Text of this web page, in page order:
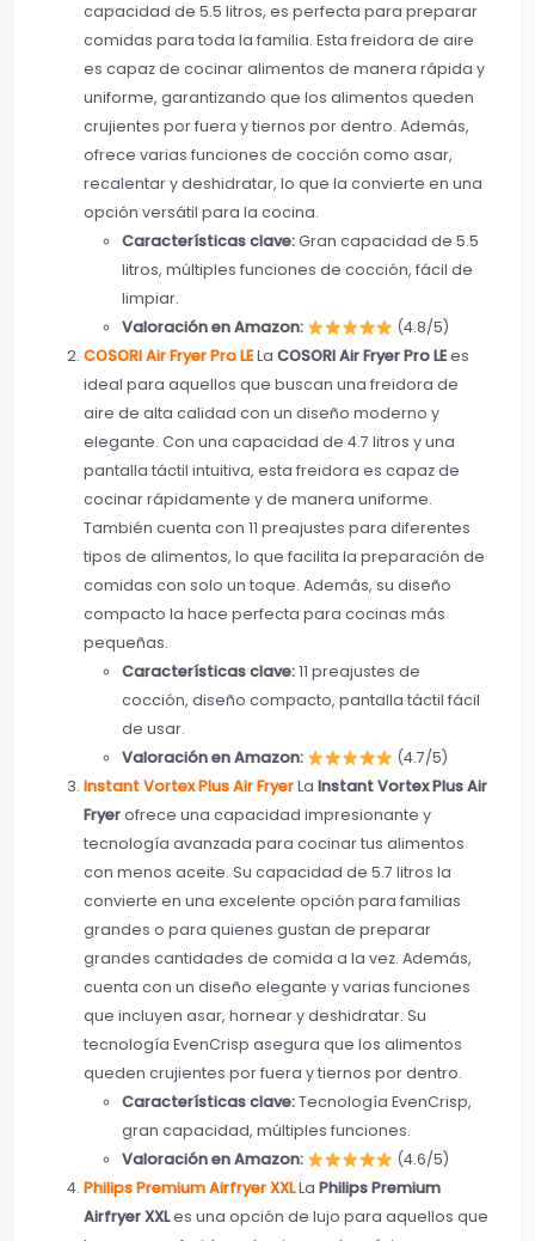
capacidad de 5.5 litros, es perfecta para preparar
comidas para toda la familia. Esta freidora de aire
es capaz de cocinar alimentos de manera rápida y
uniforme, garantizando que los alimentos queden
crujientes por fuera y tiernos por dentro. Además,
ofrece varias funciones de cocción como asar,
recalentar y deshidratar, lo que la convierte en una
opción versátil para la cocina.
Características clave:Gran capacidad de 5.5
litros, múltiples funciones de cocción, fácil de
limpiar.
Valoración en Amazon:
(4.8/5)
COSORI Air Fryer Pro LELa COSORI Air Fryer Pro LEes
ideal para aquellos que buscan una freidora de
aire de alta calidad con un diseño moderno y
elegante. Con una capacidad de 4.7 litros y una
pantalla táctil intuitiva, esta freidora es capaz de
cocinar rápidamente y de manera uniforme.
También cuenta con 11 preajustes para diferentes
tipos de alimentos, lo que facilita la preparación de
comidas con solo un toque. Además, su diseño
compacto la hace perfecta para cocinas más
pequeñas.
Características clave:11 preajustes de
cocción, diseño compacto, pantalla táctil fácil
de usar.
Valoración en Amazon:
(4.7/5)
Instant Vortex Plus Air FryerLa Instant Vortex Plus Air
Fryerofrece una capacidad impresionante y
tecnología avanzada para cocinar tus alimentos
con menos aceite. Su capacidad de 5.7 litros la
convierte en una excelente opción para familias
grandes o para quienes gustan de preparar
grandes cantidades de comida a la vez. Además,
cuenta con un diseño elegante y varias funciones
que incluyen asar, hornear y deshidratar. Su
tecnología EvenCrisp asegura que los alimentos
queden crujientes por fuera y tiernos por dentro.
Características clave:Tecnología EvenCrisp,
gran capacidad, múltiples funciones.
Valoración en Amazon:
(4.6/5)
Philips Premium Airfryer XXLLa Philips Premium
Airfryer XXLes una opción de lujo para aquellos que